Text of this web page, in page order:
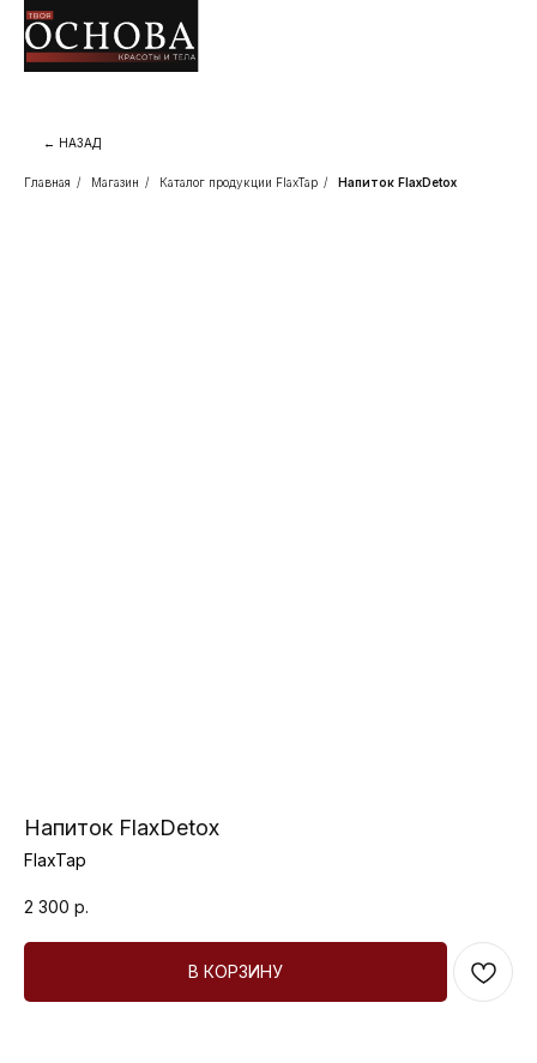
← НАЗАД
Главная / Магазин / Каталог продукции FlaxTap / Напиток FlaxDetox
Напиток FlaxDetox
FlaxTap
2 300 р.
В КОРЗИНУ